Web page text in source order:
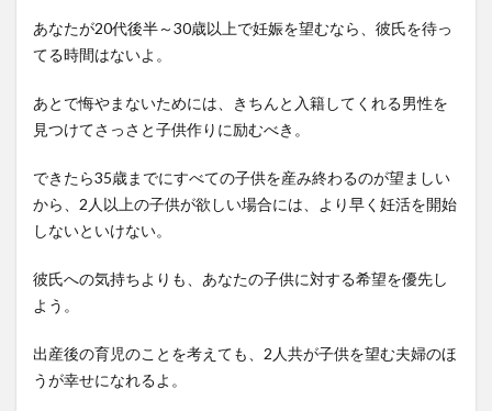
あなたが20代後半～30歳以上で妊娠を望むなら、彼氏を待っ
てる時間はないよ。
あとで悔やまないためには、きちんと入籍してくれる男性を
見つけてさっさと子供作りに励むべき。
できたら35歳までにすべての子供を産み終わるのが望ましい
から、2人以上の子供が欲しい場合には、より早く妊活を開始
しないといけない。
彼氏への気持ちよりも、あなたの子供に対する希望を優先し
よう。
出産後の育児のことを考えても、2人共が子供を望む夫婦のほ
うが幸せになれるよ。